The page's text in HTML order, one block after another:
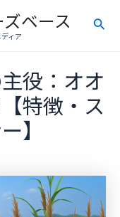
ベース
ィア
検
役：オオ
特徴・ス
】